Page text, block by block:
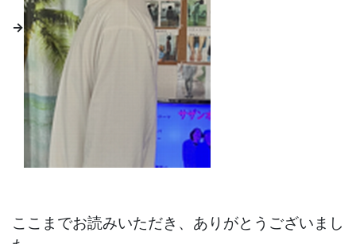
→
ここまでお読みいただき、ありがとうございまし